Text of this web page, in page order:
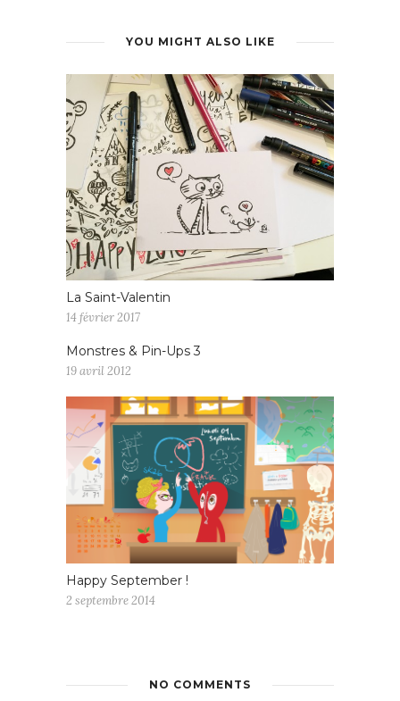
YOU MIGHT ALSO LIKE
La Saint-Valentin
14 février 2017
Monstres & Pin-Ups 3
19 avril 2012
Happy September !
2 septembre 2014
NO COMMENTS